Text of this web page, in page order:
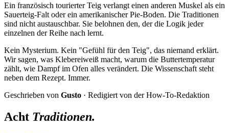
Ein französisch tourierter Teig verlangt einen anderen Muskel als ein
Sauerteig-Falt oder ein amerikanischer Pie-Boden. Die Traditionen
sind nicht austauschbar. Sie belohnen den, der die Logik jeder
einzelnen der Reihe nach lernt.
Kein Mysterium. Kein "Gefühl für den Teig", das niemand erklärt.
Wir sagen, was Klebereiweiß macht, warum die Buttertemperatur
zählt, wie Dampf im Ofen alles verändert. Die Wissenschaft steht
neben dem Rezept. Immer.
Geschrieben von Gusto · Redigiert von der How-To-Redaktion
Acht Traditionen.